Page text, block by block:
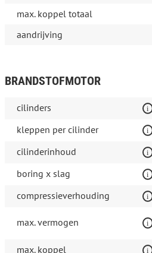
max. koppel totaal
aandrijving
BRANDSTOFMOTOR
cilinders
kleppen per cilinder
cilinderinhoud
boring x slag
compressieverhouding
max. vermogen
max. koppel